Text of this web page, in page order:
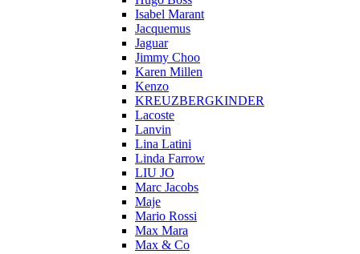
Isabel Marant
Jacquemus
Jaguar
Jimmy Choo
Karen Millen
Kenzo
KREUZBERGKINDER
Lacoste
Lanvin
Lina Latini
Linda Farrow
LIU JO
Marc Jacobs
Maje
Mario Rossi
Max Mara
Max & Co